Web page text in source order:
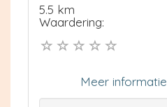
5.5 km
Waardering:
Meer informatie